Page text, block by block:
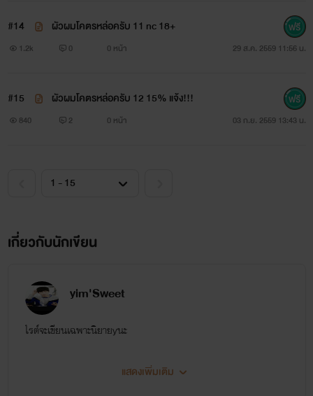
#14 ผัวผมโคตรหล่อครับ 11 nc 18+
1.2k 0 0 หน้า 29 ส.ค. 2559 11:56 น.
#15 ผัวผมโคตรหล่อครับ 12 15% แจ้ง!!!
840 2 0 หน้า 03 ก.ย. 2559 13:43 น.
เกี่ยวกับนักเขียน
yim'Sweet
ไรต์จะเขียนเฉพาะนิยายyนะ
แสดงเพิ่มเติม